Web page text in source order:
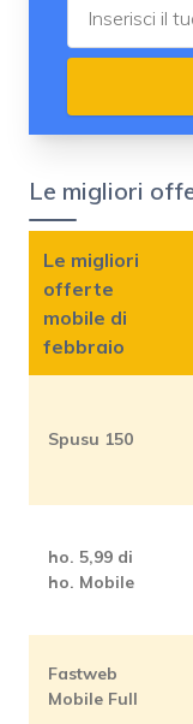
Le migliori
Le migliori
offerte
mobile di
febbraio
Spusu 150
ho. 5,99 di
ho. Mobile
Fastweb
Mobile Full